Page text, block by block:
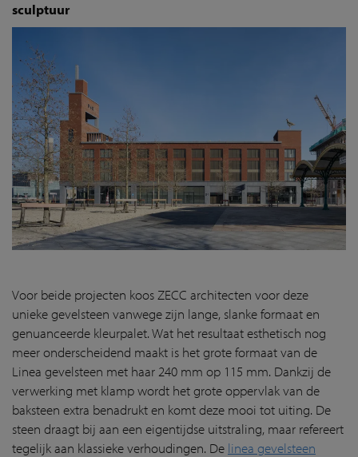
sculptuur
Voor beide projecten koos ZECC architecten voor deze
unieke gevelsteen vanwege zijn lange, slanke formaat en
genuanceerde kleurpalet. Wat het resultaat esthetisch nog
meer onderscheidend maakt is het grote formaat van de
Linea gevelsteen met haar 240 mm op 115 mm. Dankzij de
verwerking met klamp wordt het grote oppervlak van de
baksteen extra benadrukt en komt deze mooi tot uiting. De
steen draagt bij aan een eigentijdse uitstraling, maar refereert
tegelijk aan klassieke verhoudingen. De linea gevelsteen